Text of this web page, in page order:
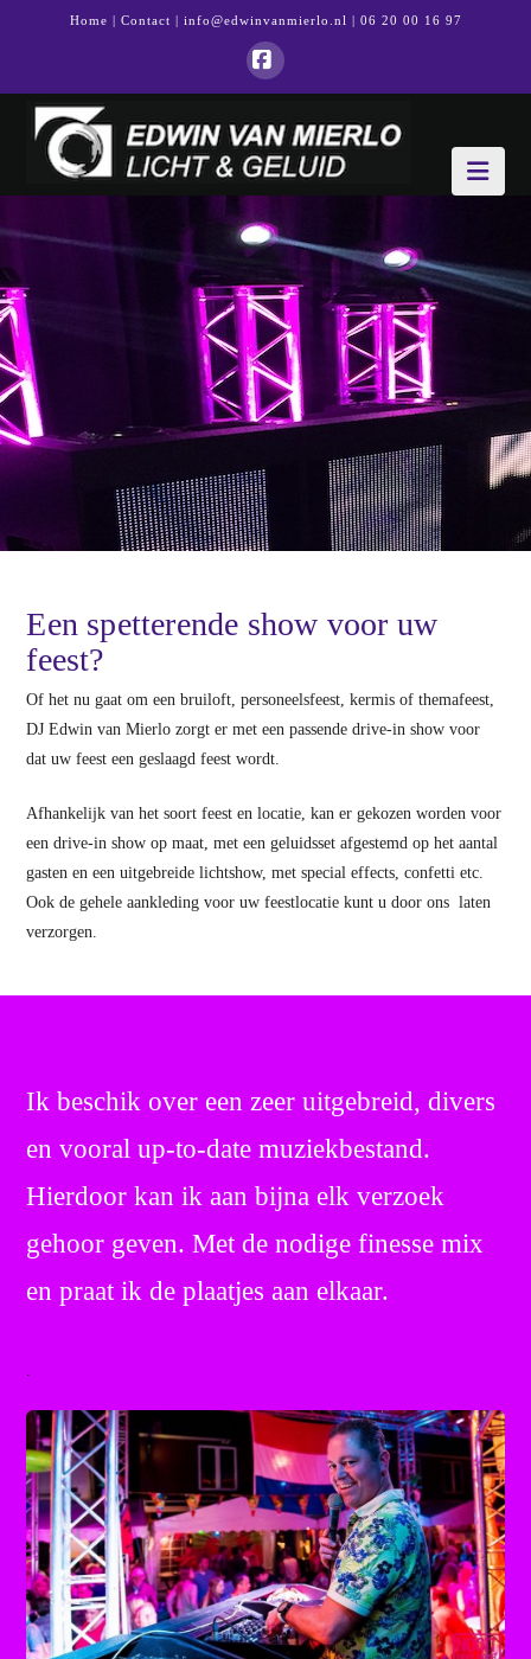
Home | Contact | info@edwinvanmierlo.nl | 06 20 00 16 97
Facebook
Een spetterende show voor uw
feest?
Of het nu gaat om een bruiloft, personeelsfeest, kermis of themafeest,
DJ Edwin van Mierlo zorgt er met een passende drive-in show voor
dat uw feest een geslaagd feest wordt.
Afhankelijk van het soort feest en locatie, kan er gekozen worden voor
een drive-in show op maat, met een geluidsset afgestemd op het aantal
gasten en een uitgebreide lichtshow, met special effects, confetti etc.
Ook de gehele aankleding voor uw feestlocatie kunt u door ons laten
verzorgen.
Ik beschik over een zeer uitgebreid, divers
en vooral up-to-date muziekbestand.
Hierdoor kan ik aan bijna elk verzoek
gehoor geven. Met de nodige finesse mix
en praat ik de plaatjes aan elkaar.